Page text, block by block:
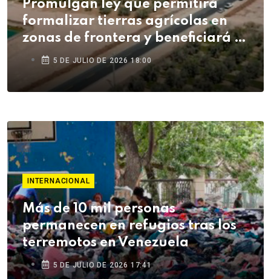
Promulgan ley que permitirá
formalizar tierras agrícolas en
zonas de frontera y beneficiará a
agricultores de Tacna
5 DE JULIO DE 2026 18:00
INTERNACIONAL
Más de 10 mil personas
permanecen en refugios tras los
terremotos en Venezuela
5 DE JULIO DE 2026 17:41